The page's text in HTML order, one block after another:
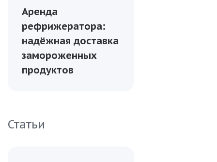
Аренда
рефрижератора:
надёжная доставка
замороженных
продуктов
Статьи